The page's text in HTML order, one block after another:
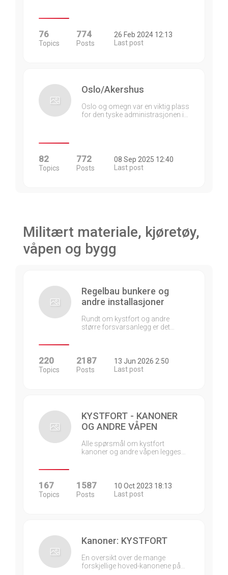
76
Topics
774
Posts
26 Feb 2024 12:13
Last post
Oslo/Akershus
Oslo og omegn var en viktig plass
for den tyske administrasjonen i…
82
Topics
772
Posts
08 Sep 2025 12:40
Last post
Militært materiale, kjøretøy,
våpen og bygg
Regelbau bunkere og
andre installasjoner
Rundt om kystfort og andre
større forsvarsanlegg er det…
220
Topics
2187
Posts
13 Jun 2026 2:50
Last post
KYSTFORT - KANONER
OG ANDRE VÅPEN
Alle spørsmål om kystfort
kanoner og andre våpen legges…
167
Topics
1587
Posts
10 Oct 2023 18:13
Last post
Kanoner: KYSTFORT
En oversikt over de mange
forskjellige hoved-kanonene på…